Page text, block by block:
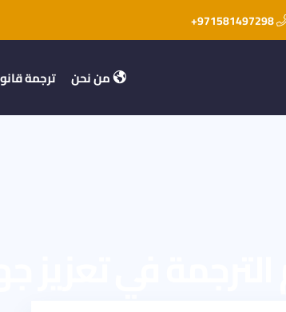
971581497298+
من نحن ترجمة